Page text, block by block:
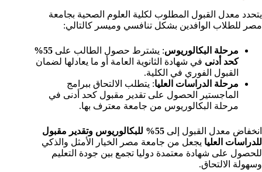
يتحدد معدل القبول المطلوب لكلية العلوم الصحية بجامعة
مصر للطلاب الوافدين بشكل تنافسي وميسر كالتالي:
مرحلة البكالوريوس: يشترط حصول الطالب على
55%
كحد أدنى في شهادة الثانوية العامة أو ما يعادلها لضمان
القبول الفوري في الكلية.
مرحلة الدراسات العليا: يتطلب الالتحاق ببرامج
الماجستير الحصول على تقدير مقبول كحد أدنى في
مرحلة البكالوريوس من جامعة معترف بها.
انخفاض معدل القبول إلى 55% للبكالوريوس
وتقدير مقبول
للدراسات العليا يجعل من جامعة مصر الخيار الأمثل والذكي
للحصول على شهادة معتمدة دوليا تجمع بين جودة التعليم
وسهولة الالتحاق.